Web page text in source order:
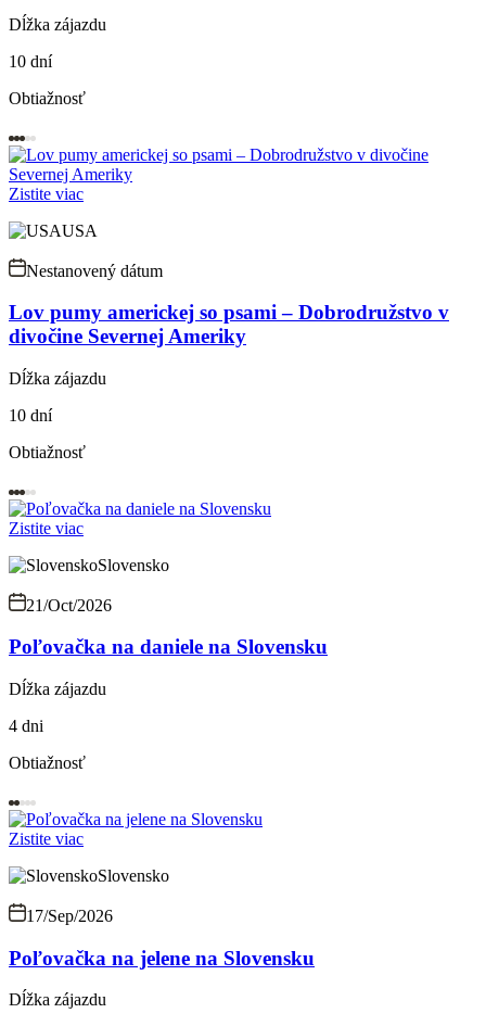
Dĺžka zájazdu
10 dní
Obtiažnosť
Zistite viac
USA
Nestanovený dátum
Lov pumy americkej so psami – Dobrodružstvo v
divočine Severnej Ameriky
Dĺžka zájazdu
10 dní
Obtiažnosť
Zistite viac
Slovensko
21/Oct/2026
Poľovačka na daniele na Slovensku
Dĺžka zájazdu
4 dni
Obtiažnosť
Zistite viac
Slovensko
17/Sep/2026
Poľovačka na jelene na Slovensku
Dĺžka zájazdu